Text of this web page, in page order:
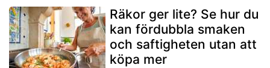
Räkor ger lite? Se hur du
kan fördubbla smaken
och saftigheten utan att
köpa mer